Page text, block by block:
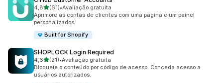
4,8de 5 estrelas
(61)
61 avaliações ao todo
•Avaliação gratuita
Aprimore as contas de clientes com uma página e um painel
personalizados
Built for Shopify
SHOPLOCK Login Required
4,6de 5 estrelas
(21)
21 avaliações ao todo
•Avaliação gratuita
Bloqueie o conteúdo por código de acesso. Conceda acesso a
usuários autorizados.